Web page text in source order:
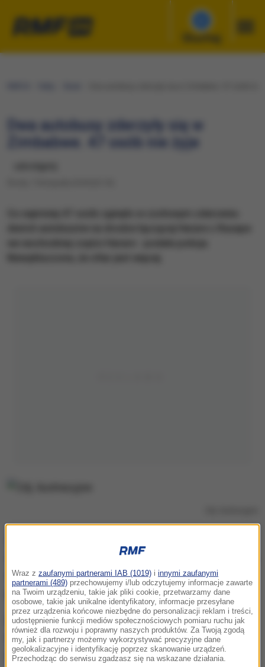
Słuchaj
Dwa autobusy zderzyły się w
Zimbabwe. 47 osób nie żyje
trasie pomiędzy stolicą kraju Harare a miejscowością
Mutare zginęło 47 osób- poinformował rzecznik
policji Paul Nyathi.
Do wypadku doszło na rogatkach miasta Rusape.
Wśród zidentyfikowanych 47 ofiar śmiertelnych dwie
to dzieci - podał dziennik "The Herald". Autobusy
Wraz z zaufanymi partnerami IAB (1019) i innymi zaufanymi
partnerami (489) przechowujemy i/lub odczytujemy informacje zawarte
na Twoim urządzeniu, takie jak pliki cookie, przetwarzamy dane
osobowe, takie jak unikalne identyfikatory, informacje przesyłane
przez urządzenia końcowe niezbędne do personalizacji reklam i treści,
udostępnienie funkcji mediów społecznościowych pomiaru ruchu jak
również dla rozwoju i poprawny naszych produktów. Za Twoją zgodą
my, jak i partnerzy możemy wykorzystywać precyzyjne dane
geolokalizacyjne i identyfikację poprzez skanowanie urządzeń.
Przechodząc do serwisu zgadzasz się na wskazane działania.